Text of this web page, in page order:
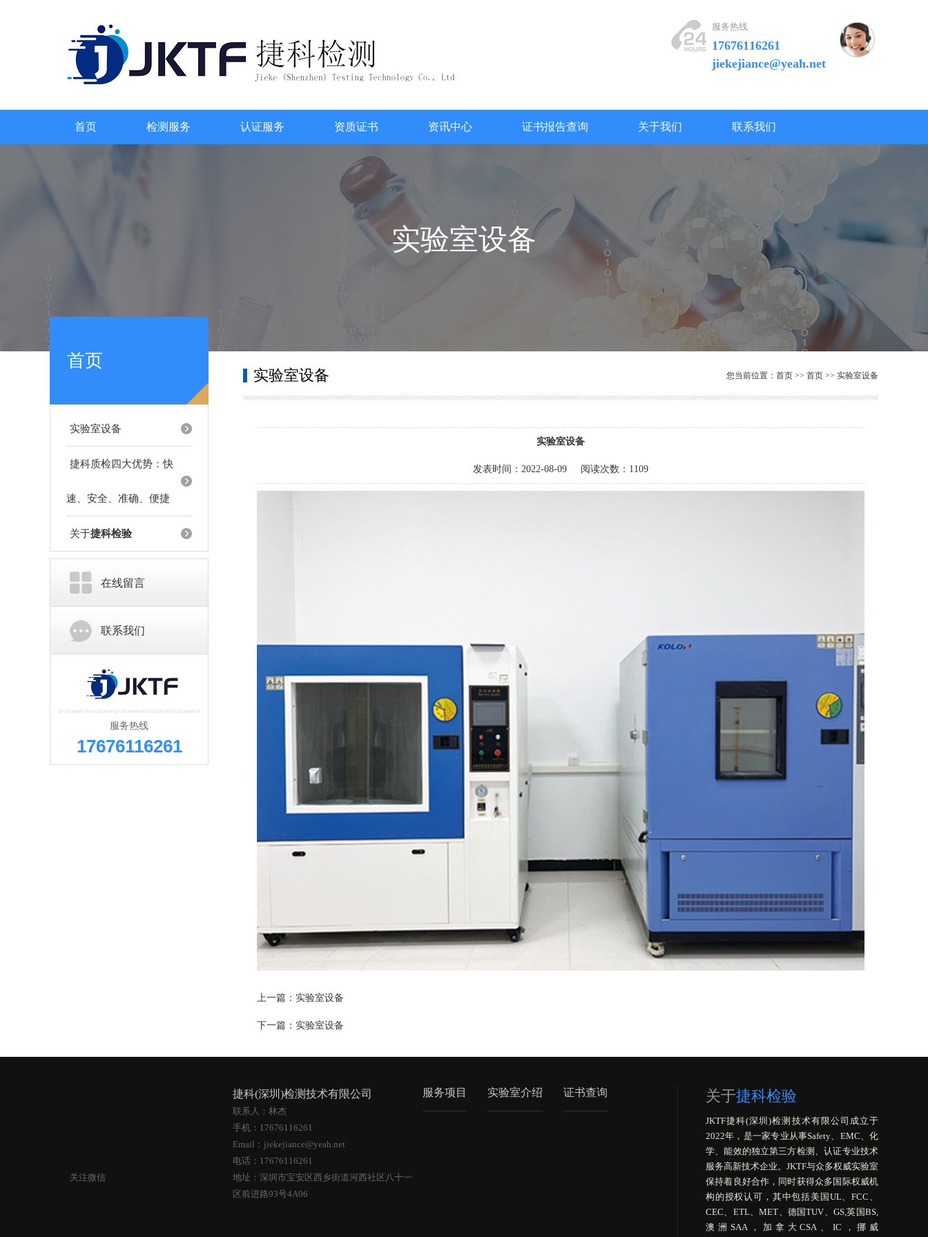
服务热线
17676116261
jiekejiance@yeah.net
首页 检测服务 认证服务 资质证书 资讯中心 证书报告查询 关于我们 联系我们
实验室设备
首页
实验室设备
捷科质检四大优势：快
速、安全、准确、便捷
关于捷科检验
在线留言
联系我们
服务热线
17676116261
实验室设备 您当前位置： 首页 >> 首页 >> 实验室设备
实验室设备
发表时间： 2022-08-09 阅读次数： 1109
上一篇： 实验室设备
下一篇： 实验室设备
关注微信
捷科(深圳)检测技术有限公司
联系人：林杰
手机：17676116261
Email：jiekejiance@yeah.net
电话：17676116261
地址：深圳市宝安区西乡街道河西社区八十一
区前进路93号4A06
服务项目 实验室介绍 证书查询 关于捷科检验
JKTF捷科(深圳)检测技术有限公司成立于
2022年，是一家专业从事Safety、EMC、化
学、能效的独立第三方检测、认证专业技术
服务高新技术企业。JKTF与众多权威实验室
保持着良好合作，同时获得众多国际权威机
构的授权认可，其中包括美国UL、FCC、
CEC、ETL、MET、德国TUV、GS,英国BS,
澳洲SAA，加拿大CSA、IC，挪威